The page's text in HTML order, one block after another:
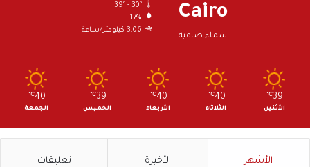
م
ا
Cairo
سماء صافية
39º - 30º
17%
3.06 كيلومتر/ساعة
39
℃
الأثنين
40
℃
الثلاثاء
40
℃
الأربعاء
39
℃
الخميس
40
℃
الجمعة
الأشهر الأخيرة تعليقات